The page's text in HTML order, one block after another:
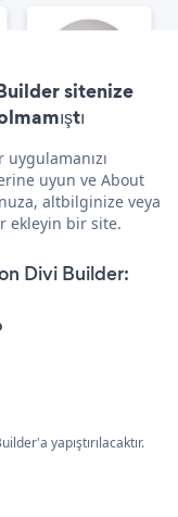
sitenize
uyun ve About
altbilginize veya
ekleyin bir site.
Divi Builder:
yapıştırılacaktır.